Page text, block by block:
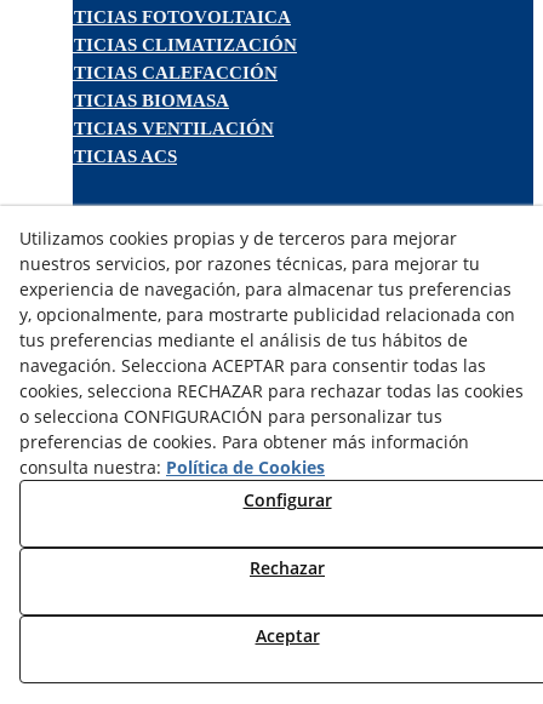
NOTICIAS FOTOVOLTAICA
NOTICIAS CLIMATIZACIÓN
NOTICIAS CALEFACCIÓN
NOTICIAS BIOMASA
NOTICIAS VENTILACIÓN
NOTICIAS ACS
NOVEDADES
MI CUENTA
CONTÁCTANOS
DEVOLUCIONES
TRABAJA CON NOSOTROS
¿QUIENES SOMOS?
POLÍTICA DE PRIVACIDAD
DERECHO DESISITIMIENTO
CONDICIONES COMPRA
ODR
Utilizamos cookies propias y de terceros para mejorar
nuestros servicios, por razones técnicas, para mejorar tu
experiencia de navegación, para almacenar tus preferencias
y, opcionalmente, para mostrarte publicidad relacionada con
tus preferencias mediante el análisis de tus hábitos de
navegación. Selecciona ACEPTAR para consentir todas las
cookies, selecciona RECHAZAR para rechazar todas las cookies
o selecciona CONFIGURACIÓN para personalizar tus
preferencias de cookies. Para obtener más información
consulta nuestra: Política de Cookies
Configurar
Rechazar
Aceptar